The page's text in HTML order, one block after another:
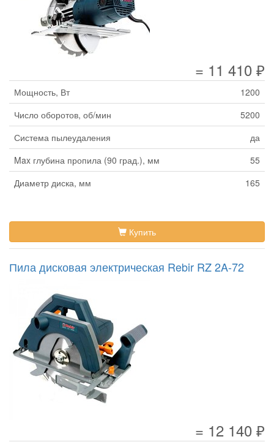
= 11 410 ₽
Мощность, Вт
1200
Число оборотов, об/мин
5200
Система пылеудаления
да
Max глубина пропила (90 град.), мм
55
Диаметр диска, мм
165
Купить
Пила дисковая электрическая Rebir RZ 2A-72
= 12 140 ₽